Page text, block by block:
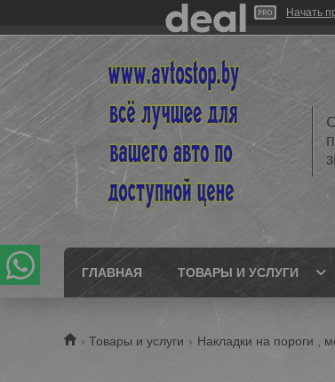
Начать
ГЛАВНАЯ ТОВАРЫ И УСЛУГИ
Товары и услуги Накладки на пороги ,